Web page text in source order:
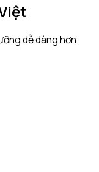
dễ dàng hơn